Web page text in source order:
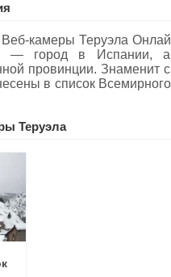
камеры Теруэла
— город в Испании,
провинции. Знаменит
в список
Теруэла